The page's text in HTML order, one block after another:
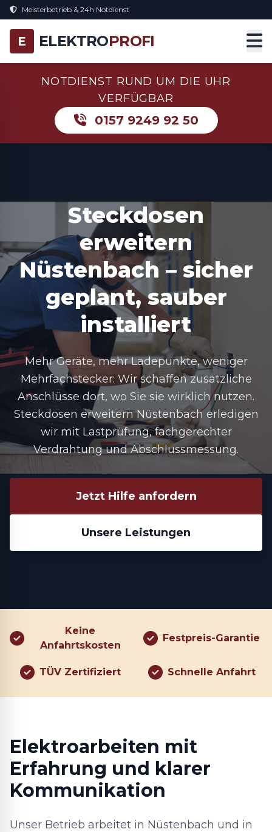
Meisterbetrieb & 24h Notdienst
E ELEKTROPROFI
NOTDIENST RUND UM DIE UHR
VERFÜGBAR
0157 9249 92 50
Steckdosen
erweitern
Nüstenbach – sicher
geplant, sauber
installiert
Mehr Geräte, mehr Ladepunkte, weniger
Mehrfachstecker: Wir schaffen zusätzliche
Anschlüsse dort, wo Sie sie wirklich nutzen.
Steckdosen erweitern Nüstenbach erledigen
wir mit Lastprüfung, fachgerechter
Verdrahtung und Abschlussmessung.
Jetzt Hilfe anfordern
Unsere Leistungen
Keine
Anfahrtskosten
Festpreis-Garantie
TÜV Zertifiziert Schnelle Anfahrt
Elektroarbeiten mit
Erfahrung und klarer
Kommunikation
Unser Betrieb arbeitet in Nüstenbach und in